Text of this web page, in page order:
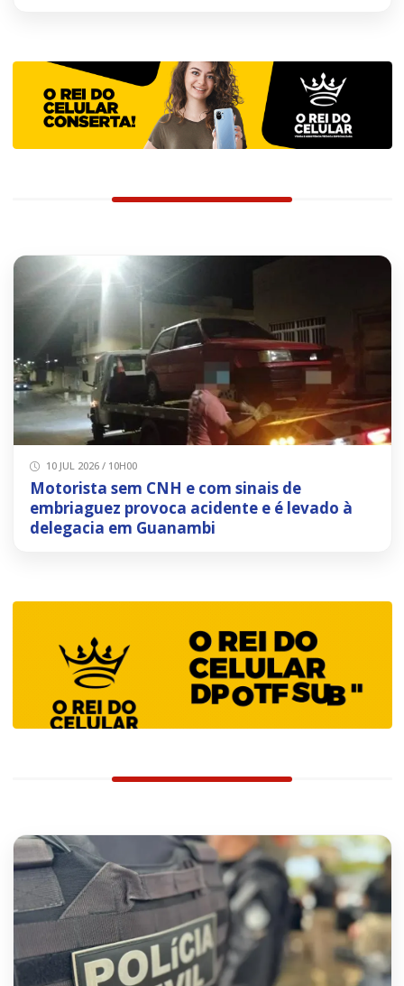
10 JUL 2026 / 10H00
Motorista sem CNH e com sinais de
embriaguez provoca acidente e é levado à
delegacia em Guanambi